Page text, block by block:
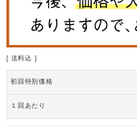
送料込
初回特別価格
１回あたり